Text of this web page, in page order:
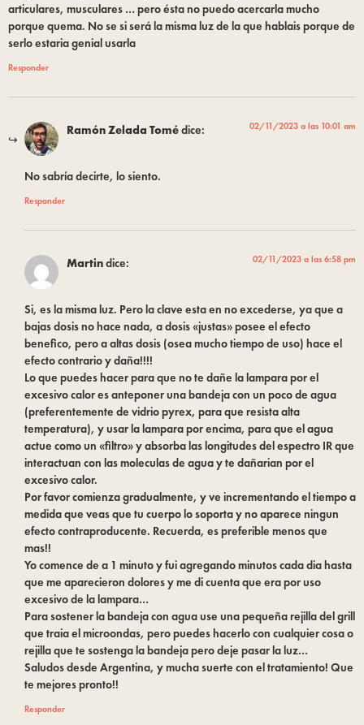
articulares, musculares … pero ésta no puedo acercarla mucho
porque quema. No se si será la misma luz de la que hablais porque de
serlo estaria genial usarla
Responder
Ramón Zelada Tomédice: 02/11/2023 a las 10:01 am
No sabría decirte, lo siento.
Responder
Martindice: 02/11/2023 a las 6:58 pm
Si, es la misma luz. Pero la clave esta en no excederse, ya que a
bajas dosis no hace nada, a dosis «justas» posee el efecto
benefico, pero a altas dosis (osea mucho tiempo de uso) hace el
efecto contrario y daña!!!!
Lo que puedes hacer para que no te dañe la lampara por el
excesivo calor es anteponer una bandeja con un poco de agua
(preferentemente de vidrio pyrex, para que resista alta
temperatura), y usar la lampara por encima, para que el agua
actue como un «filtro» y absorba las longitudes del espectro IR que
interactuan con las moleculas de agua y te dañarian por el
excesivo calor.
Por favor comienza gradualmente, y ve incrementando el tiempo a
medida que veas que tu cuerpo lo soporta y no aparece ningun
efecto contraproducente. Recuerda, es preferible menos que
mas!!
Yo comence de a 1 minuto y fui agregando minutos cada dia hasta
que me aparecieron dolores y me di cuenta que era por uso
excesivo de la lampara…
Para sostener la bandeja con agua use una pequeña rejilla del grill
que traia el microondas, pero puedes hacerlo con cualquier cosa o
rejilla que te sostenga la bandeja pero deje pasar la luz…
Saludos desde Argentina, y mucha suerte con el tratamiento! Que
te mejores pronto!!
Responder